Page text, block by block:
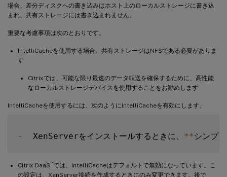
場合、差分ディスクへの書き込みはホスト上のローカルストレージに書き込
まれ、共有ストレージには書き込まれません。
重要な考慮事項は次のとおりです。
IntelliCacheを使用する場合、共有ストレージはNFSである必要がありま
す
Citrixでは、可能な限り最速のデータ転送を確保するために、高性能
なローカルストレージデバイスを使用することをお勧めします
IntelliCacheを使用するには、次のようにIntelliCacheを有効にします。
-
  XenServerをインストールするときに、
** シンプ
Citrix DaaS ™では、IntelliCacheはデフォルトで無効になっています。こ
の設定は、XenServer接続を作成するときにのみ変更できます。後で